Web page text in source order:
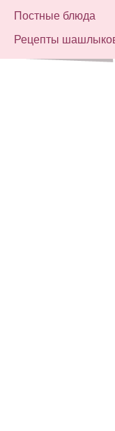
Постные блюда
Рецепты